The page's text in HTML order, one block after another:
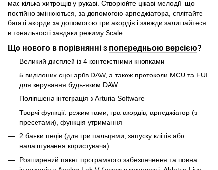
має кілька хитрощів у рукаві. Створюйте цікаві мелодії, що
постійно змінюються, за допомогою арпеджіатора, сплітайте
багаті акорди за допомогою гри акордів і завжди залишайтеся
в тональності завдяки режиму Scale.
Що нового в порівнянні з попередньою версією?
Великий дисплей із 4 контекстними кнопками
5 виділених сценаріїв DAW, а також протоколи MCU та HUI
для керування будь-яким DAW
Поліпшена інтеграція з Arturia Software
Творчі функції: режим гами, гра акордів, арпеджіатор (з
пресетами), функція утримання
2 банки педів (для гри пальцями, запуску кліпів або
налаштування користувача)
Розширений пакет програмного забезпечення та повна